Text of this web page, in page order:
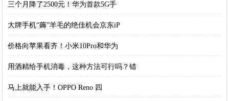
三个月降了2500元！华为首款5G手
大牌手机“薅”羊毛的绝佳机会京东iP
价格向苹果看齐！小米10Pro和华为
用酒精给手机消毒，这种方法可行吗？错
马上就能入手！OPPO Reno 四